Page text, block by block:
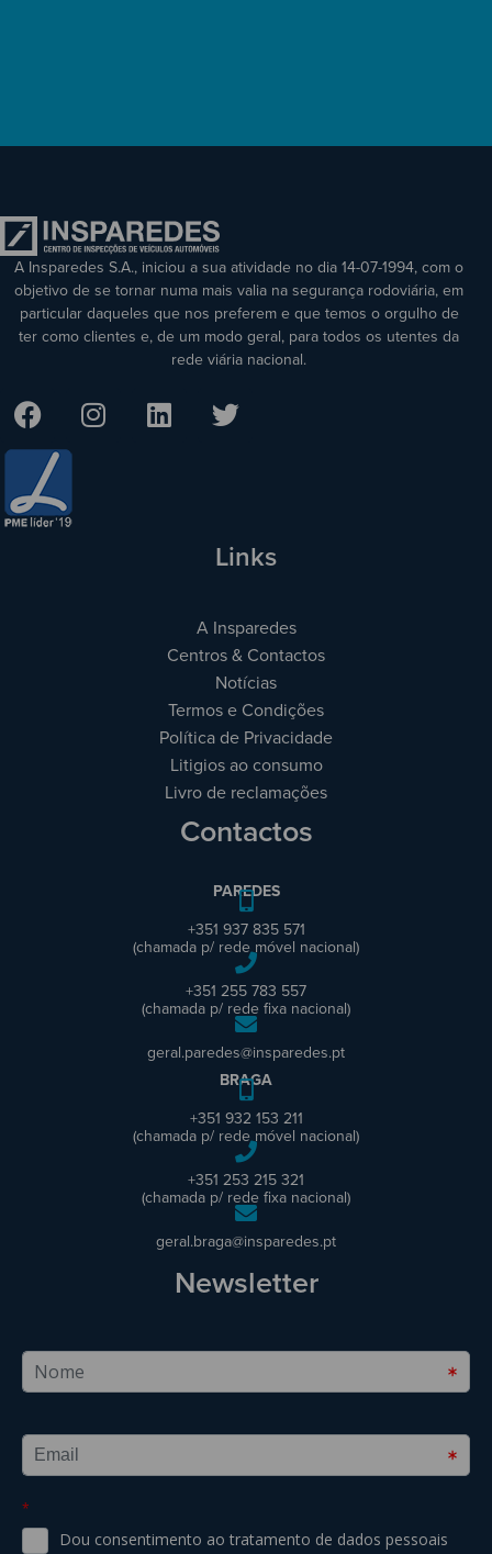
A Insparedes S.A., iniciou a sua atividade no dia 14-07-1994, com o
objetivo de se tornar numa mais valia na segurança rodoviária, em
particular daqueles que nos preferem e que temos o orgulho de
ter como clientes e, de um modo geral, para todos os utentes da
rede viária nacional.
Links
A Insparedes
Centros & Contactos
Notícias
Termos e Condições
Política de Privacidade
Litigios ao consumo
Livro de reclamações
Contactos
PAREDES
+351 937 835 571
(chamada p/ rede móvel nacional)
+351 255 783 557
(chamada p/ rede fixa nacional)
geral.paredes@insparedes.pt
BRAGA
+351 932 153 211
(chamada p/ rede móvel nacional)
+351 253 215 321
(chamada p/ rede fixa nacional)
geral.braga@insparedes.pt
Newsletter